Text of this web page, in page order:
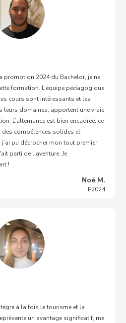
promotion 2024 du Bachelor, je ne
formation. L’équipe pédagogique
cours sont intéressants et les
leurs domaines, apportent une vraie
L’alternance est bien encadrée, ce
des compétences solides et
j’ai pu décrocher mon tout premier
parti de l'aventure. Je
!
Noé M.
P2024
à la fois le tourisme et la
un avantage significatif, me